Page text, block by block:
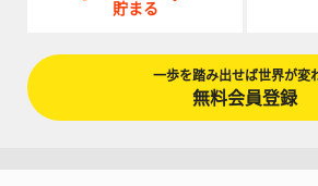
貯まる
一歩を踏み出せば世界が変
無料会員登録